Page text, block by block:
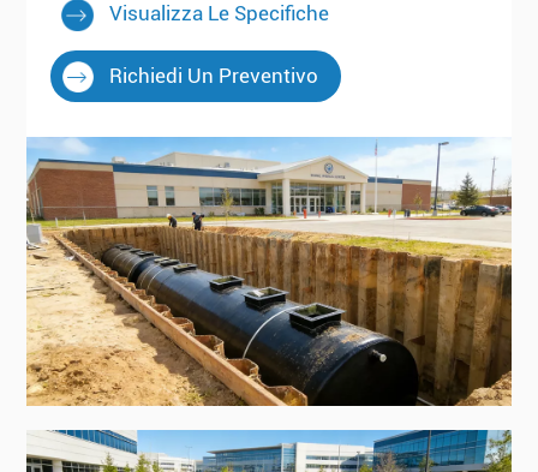
Visualizza Le Specifiche
Richiedi Un Preventivo